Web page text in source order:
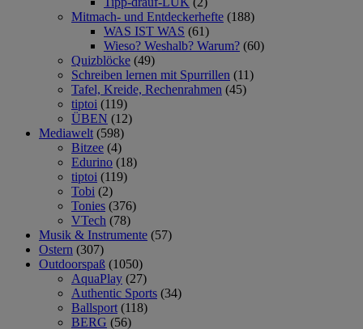
Mitmach- und Entdeckerhefte (188)
WAS IST WAS (61)
Wieso? Weshalb? Warum? (60)
Quizblöcke (49)
Schreiben lernen mit Spurrillen (11)
Tafel, Kreide, Rechenrahmen (45)
tiptoi (119)
ÜBEN (12)
Mediawelt (598)
Bitzee (4)
Edurino (18)
tiptoi (119)
Tobi (2)
Tonies (376)
VTech (78)
Musik & Instrumente (57)
Ostern (307)
Outdoorspaß (1050)
AquaPlay (27)
Authentic Sports (34)
Ballsport (118)
BERG (56)